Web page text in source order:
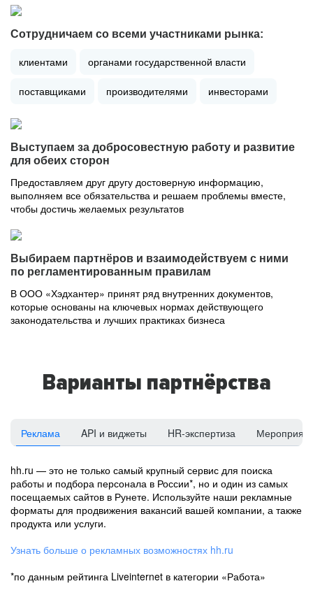
Сотрудничаем со всеми участниками рынка:
клиентами органами государственной власти
поставщиками производителями инвесторами
Выступаем за добросовестную работу и развитие
для обеих сторон
Предоставляем друг другу достоверную информацию,
выполняем все обязательства и решаем проблемы вместе,
чтобы достичь желаемых результатов
Выбираем партнёров и взаимодействуем с ними
по регламентированным правилам
В ООО «Хэдхантер» принят ряд внутренних документов,
которые основаны на ключевых нормах действующего
законодательства и лучших практиках бизнеса
Варианты партнёрства
Реклама API и виджеты HR-экспертиза
hh.ru — это не только самый крупный сервис для поиска
работы и подбора персонала в России*, но и один из самых
посещаемых сайтов в Рунете. Используйте наши рекламные
форматы для продвижения вакансий вашей компании, а также
продукта или услуги.
Узнать больше о рекламных возможностях hh.ru
*по данным рейтинга Liveinternet в категории «Работа»